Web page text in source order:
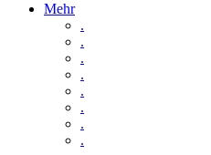
Mehr
.
.
.
.
.
.
.
.